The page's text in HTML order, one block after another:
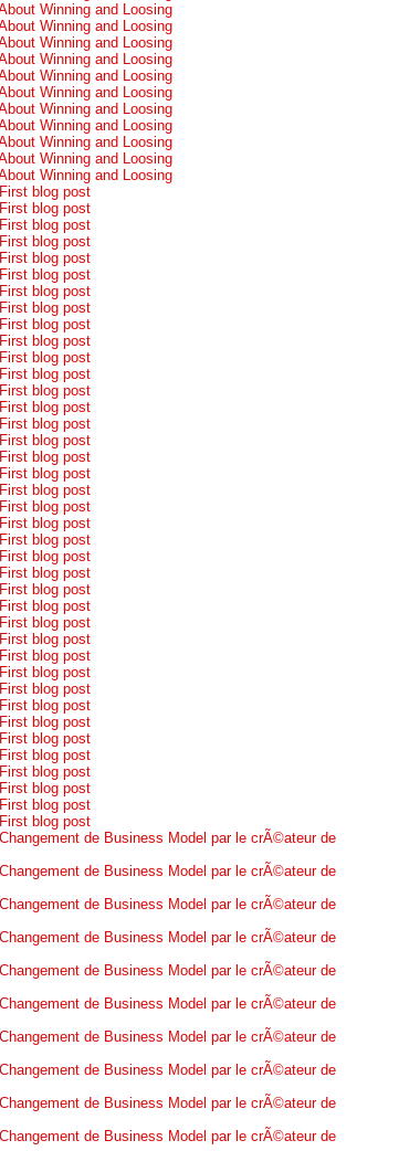
Winning and Loosing
Winning and Loosing
Winning and Loosing
Winning and Loosing
Winning and Loosing
Winning and Loosing
Winning and Loosing
Winning and Loosing
Winning and Loosing
Winning and Loosing
Winning and Loosing
First blog post
First blog post
First blog post
First blog post
First blog post
First blog post
First blog post
First blog post
First blog post
First blog post
First blog post
First blog post
First blog post
First blog post
First blog post
First blog post
First blog post
First blog post
First blog post
First blog post
First blog post
First blog post
First blog post
First blog post
First blog post
First blog post
First blog post
First blog post
First blog post
First blog post
First blog post
First blog post
First blog post
First blog post
First blog post
First blog post
First blog post
First blog post
First blog post
Changement de Business Model par le crÃ©ateur de
Changement de Business Model par le crÃ©ateur de
Changement de Business Model par le crÃ©ateur de
Changement de Business Model par le crÃ©ateur de
Changement de Business Model par le crÃ©ateur de
Changement de Business Model par le crÃ©ateur de
Changement de Business Model par le crÃ©ateur de
Changement de Business Model par le crÃ©ateur de
Changement de Business Model par le crÃ©ateur de
Changement de Business Model par le crÃ©ateur de